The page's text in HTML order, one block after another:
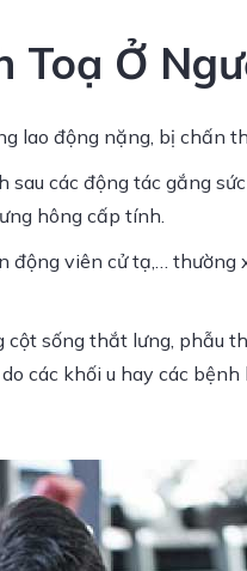
Toạ Ở
lao động nặng, bị chấn
các động tác gắng
hông cấp tính.
động viên cử tạ,…
sống thắt lưng, phẫu
các khối u hay các